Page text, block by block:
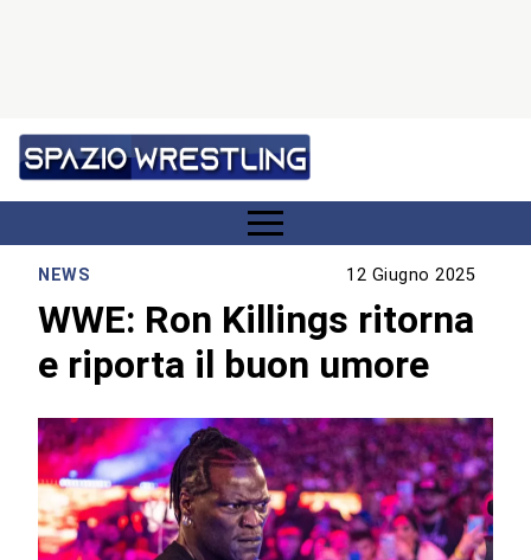
NEWS 12 Giugno 2025
WWE: Ron Killings ritorna
e riporta il buon umore